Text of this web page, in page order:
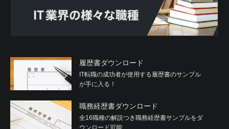
履歴書ダウンロード
IT転職の成功者が使用する履歴書のサンプル
が手に入る！
職務経歴書ダウンロード
全16職種の解説つき職務経歴書サンプルをダ
ウンロード可能